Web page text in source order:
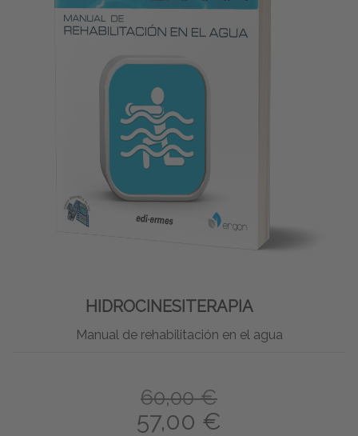
HIDROCINESITERAPIA
Manual de rehabilitación en el agua
60,00 €
57,00 €